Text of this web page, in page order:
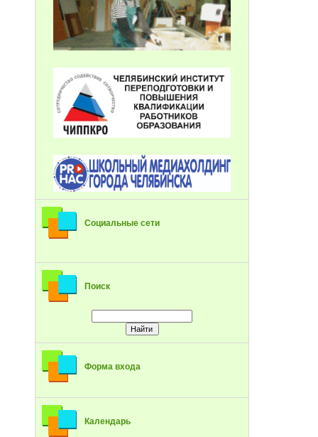
Социальные сети
Поиск
Форма входа
Календарь